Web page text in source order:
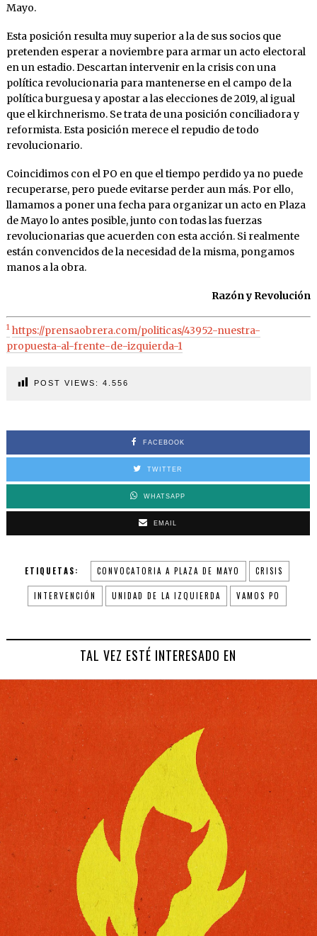
Mayo.
Esta posición resulta muy superior a la de sus socios que
pretenden esperar a noviembre para armar un acto electoral
en un estadio. Descartan intervenir en la crisis con una
política revolucionaria para mantenerse en el campo de la
política burguesa y apostar a las elecciones de 2019, al igual
que el kirchnerismo. Se trata de una posición conciliadora y
reformista. Esta posición merece el repudio de todo
revolucionario.
Coincidimos con el PO en que el tiempo perdido ya no puede
recuperarse, pero puede evitarse perder aun más. Por ello,
llamamos a poner una fecha para organizar un acto en Plaza
de Mayo lo antes posible, junto con todas las fuerzas
revolucionarias que acuerden con esta acción. Si realmente
están convencidos de la necesidad de la misma, pongamos
manos a la obra.
Razón y Revolución
1 https://prensaobrera.com/politicas/43952-nuestra-
propuesta-al-frente-de-izquierda-1
POST VIEWS: 4.556
FACEBOOK
TWITTER
WHATSAPP
EMAIL
ETIQUETAS: CONVOCATORIA A PLAZA DE MAYO CRISIS
INTERVENCIÓN UNIDAD DE LA IZQUIERDA VAMOS PO
TAL VEZ ESTÉ INTERESADO EN